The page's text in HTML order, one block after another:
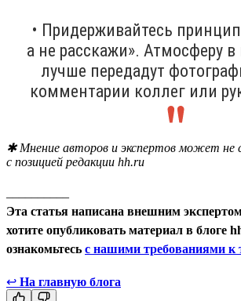
• Придерживайтесь
а не расскажи». Атмосферу
лучше передадут
комментарии коллег или
✱ Мнение авторов и экспертов может не
с позицией редакции hh.ru
Эта статья написана внешним
хотите опубликовать материал в блоге
ознакомьтесь с нашими требованиями к
↩ На главную блога